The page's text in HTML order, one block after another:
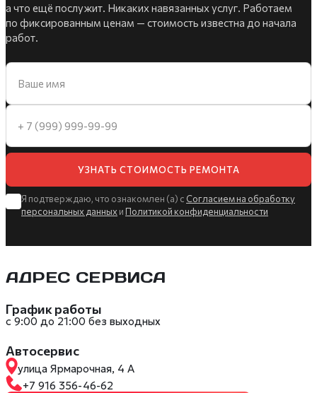
а что ещё послужит. Никаких навязанных услуг. Работаем
по фиксированным ценам — стоимость известна до начала
работ.
УЗНАТЬ СТОИМОСТЬ РЕМОНТА
Я подтверждаю, что ознакомлен (а) с Согласием на обработку
персональных данных иПолитикой конфиденциальности
АДРЕС СЕРВИСА
График работы
с 9:00 до 21:00 без выходных
Автосервис
улица Ярмарочная, 4 А
+7 916 356-46-62